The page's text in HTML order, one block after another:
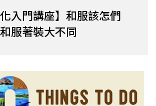
化入門講座】和服該怎們
服著裝大不同